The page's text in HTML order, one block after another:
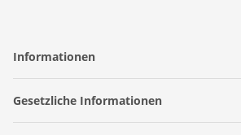
Informationen
Gesetzliche Informationen